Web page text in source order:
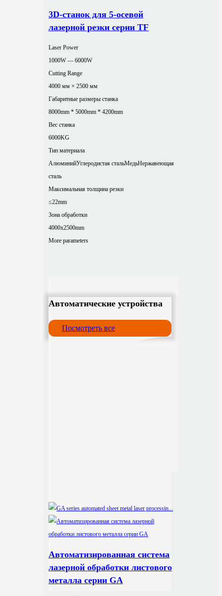
3D-станок для 5-осевой
лазерной резки серии TF
Laser Power
1000W — 6000W
Cutting Range
4000 мм × 2500 мм
Габаритные размеры станка
8000mm * 5000mm * 4200mm
Вес станка
6000KG
Тип материала
АлюминийУглеродистая стальМедьНержавеющая
сталь
Максимальная толщина резки
≤22mm
Зона обработки
4000x2500mm
More parameters
Автоматические устройства
Посмотреть все
Автоматизированная система
лазерной обработки листового
металла серии GA